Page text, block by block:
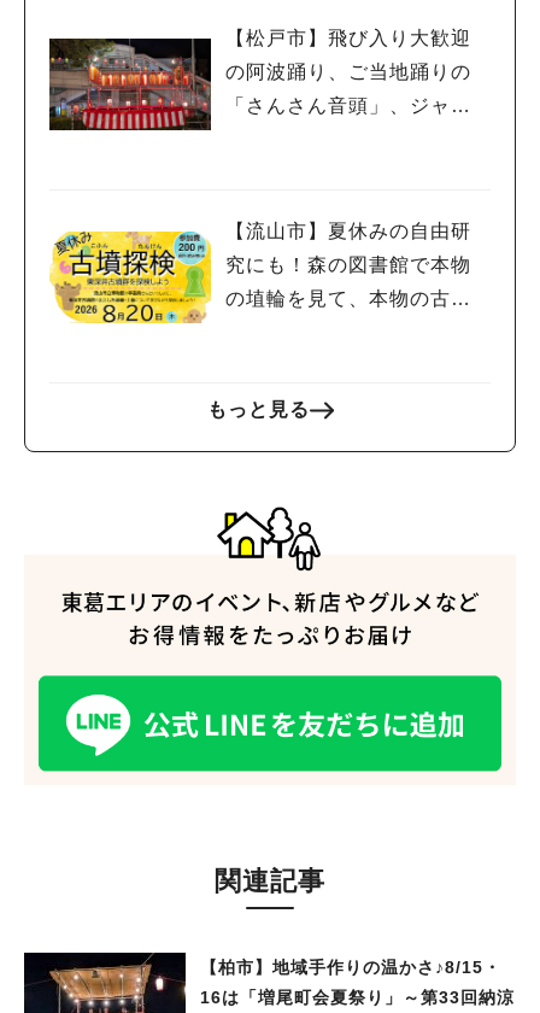
【松戸市】飛び入り大歓迎
の阿波踊り、ご当地踊りの
「さんさん音頭」、ジャ
【流山市】夏休みの自由研
究にも！森の図書館で本物
の埴輪を見て、本物の古墳
もっと見る
関連記事
【柏市】地域手作りの温かさ♪8/15・
16は「増尾町会夏祭り」～第33回納涼